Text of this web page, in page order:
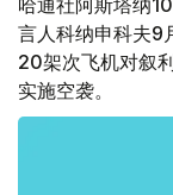
哈通社阿斯塔纳
言人科纳申科夫9
20架次飞机对叙
实施空袭。